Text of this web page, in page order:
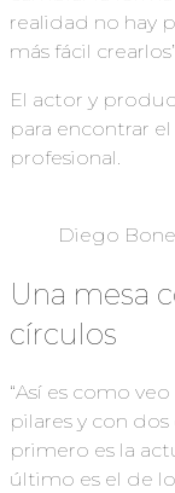
realidad no hay
más fácil
El actor y
para encontrar
profesional.
Diego
Una mesa
círculos
“Así es como
pilares y con
primero es la
último es el de